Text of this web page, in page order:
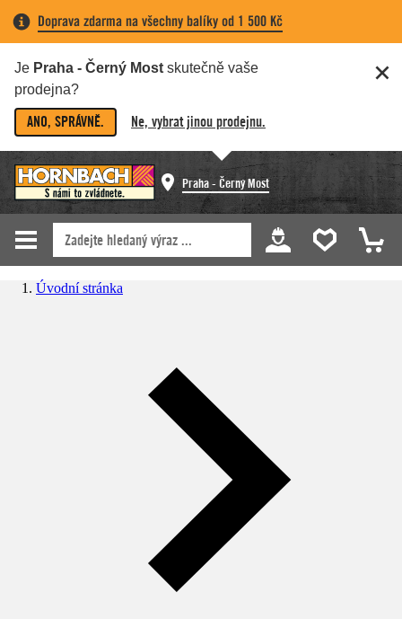
Doprava zdarma na všechny balíky od 1 500 Kč
Je Praha - Černý Most skutečně vaše
prodejna?
ANO, SPRÁVNĚ. Ne, vybrat jinou prodejnu.
Praha - Černý Most
Úvodní stránka